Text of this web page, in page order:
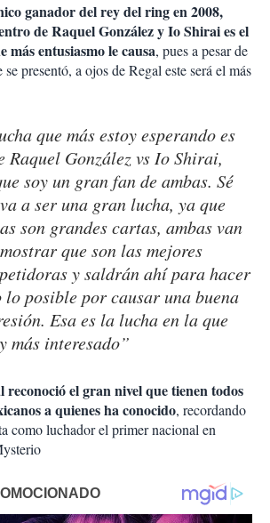
ganador del rey del ring en 2008,
de Raquel González y Io Shirai es el
más entusiasmo le causa, pues a pesar de
presentó, a ojos de Regal este será el más
que más estoy esperando es
Raquel González vs Io Shirai,
soy un gran fan de ambas. Sé
a ser una gran lucha, ya que
son grandes cartas, ambas van
que son las mejores
y saldrán ahí para hacer
lo posible por causar una buena
Esa es la lucha en la que
más interesado”
reconoció el gran nivel que tienen todos
a quienes ha conocido, recordando
como luchador el primer nacional en